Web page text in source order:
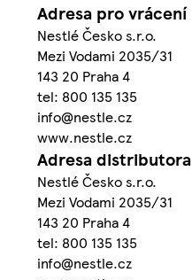
Adresa pro vrácení
Nestlé Česko s.r.o.
Mezi Vodami 2035/31
143 20 Praha 4
tel: 800 135 135
info@nestle.cz
www.nestle.cz
Adresa distributora
Nestlé Česko s.r.o.
Mezi Vodami 2035/31
143 20 Praha 4
tel: 800 135 135
info@nestle.cz